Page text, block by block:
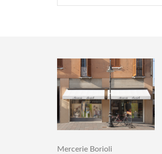
Mercerie Borioli